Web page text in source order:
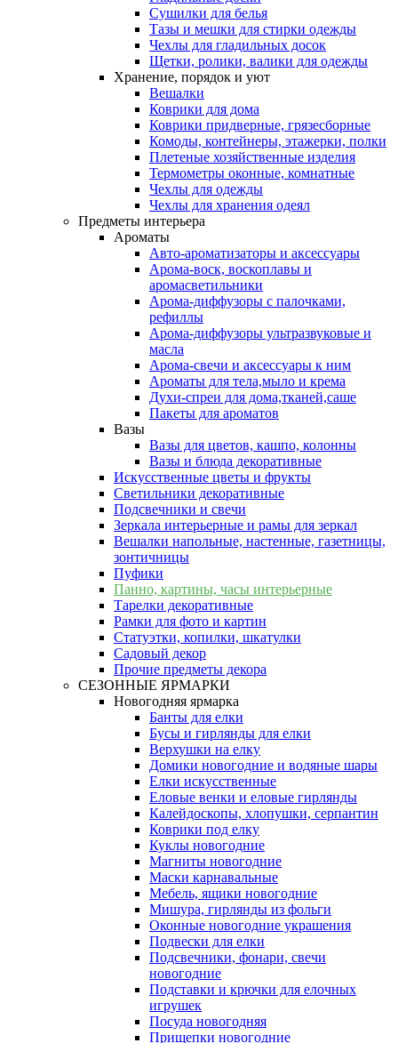
Сушилки для белья
Тазы и мешки для стирки одежды
Чехлы для гладильных досок
Щетки, ролики, валики для одежды
Хранение, порядок и уют
Вешалки
Коврики для дома
Коврики придверные, грязесборные
Комоды, контейнеры, этажерки, полки
Плетеные хозяйственные изделия
Термометры оконные, комнатные
Чехлы для одежды
Чехлы для хранения одеял
Предметы интерьера
Ароматы
Авто-ароматизаторы и аксессуары
Арома-воск, воскоплавы и
аромасветильники
Арома-диффузоры с палочками,
рефиллы
Арома-диффузоры ультразвуковые и
масла
Арома-свечи и аксессуары к ним
Ароматы для тела,мыло и крема
Духи-спреи для дома,тканей,саше
Пакеты для ароматов
Вазы
Вазы для цветов, кашпо, колонны
Вазы и блюда декоративные
Искусственные цветы и фрукты
Светильники декоративные
Подсвечники и свечи
Зеркала интерьерные и рамы для зеркал
Вешалки напольные, настенные, газетницы,
зонтичницы
Пуфики
Панно, картины, часы интерьерные
Тарелки декоративные
Рамки для фото и картин
Статуэтки, копилки, шкатулки
Садовый декор
Прочие предметы декора
СЕЗОННЫЕ ЯРМАРКИ
Новогодняя ярмарка
Банты для елки
Бусы и гирлянды для елки
Верхушки на елку
Домики новогодние и водяные шары
Елки искусственные
Еловые венки и еловые гирлянды
Калейдоскопы, хлопушки, серпантин
Коврики под елку
Куклы новогодние
Магниты новогодние
Маски карнавальные
Мебель, ящики новогодние
Мишура, гирлянды из фольги
Оконные новогодние украшения
Подвески для елки
Подсвечники, фонари, свечи
новогодние
Подставки и крючки для елочных
игрушек
Посуда новогодняя
Прищепки новогодние